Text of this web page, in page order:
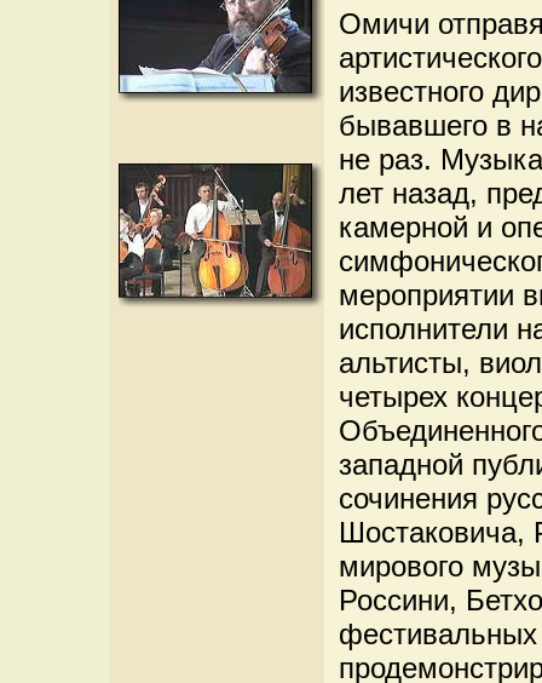
Омичи
известного
бывавшего в
не раз.
лет назад,
камерной и
мероприятии
исполнители
альтисты,
четырех
западной
сочинения
Шостаковича,
мирового
Россини,
фестивальных